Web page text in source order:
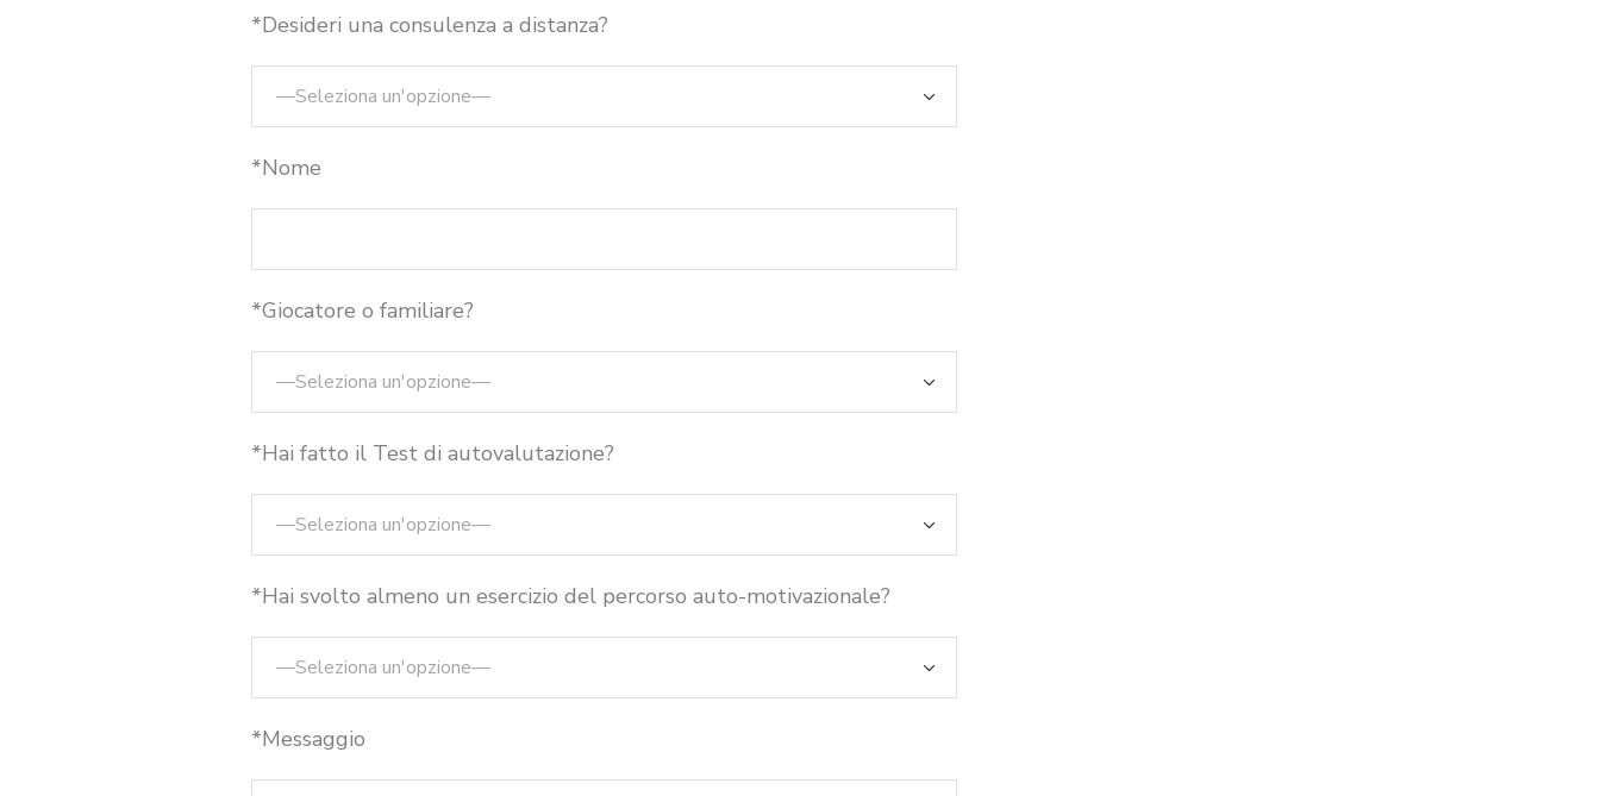
*Desideri una consulenza a distanza?
*Nome
*Giocatore o familiare?
*Hai fatto il Test di autovalutazione?
*Hai svolto almeno un esercizio del percorso auto-motivazionale?
*Messaggio